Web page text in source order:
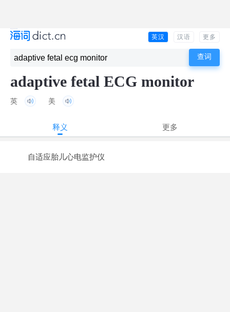
英汉 汉语 更多
adaptive fetal ECG monitor
英 美
释义 更多
自适应胎儿心电监护仪